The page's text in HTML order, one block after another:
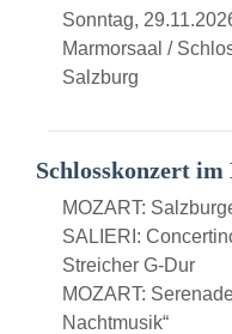
Sonntag,
Marmorsaal /
Salzburg
Schlosskonzert
MOZART:
SALIERI:
Streicher G-Dur
MOZART:
Nachtmusik“